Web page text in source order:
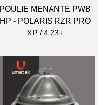
POULIE MENANTE PWB
HP - POLARIS RZR PRO
XP / 4 23+